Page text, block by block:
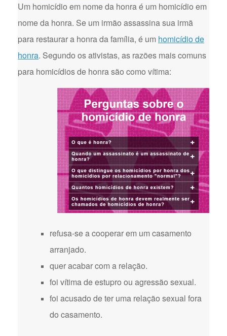
Um homicídio em nome da honra é um homicídio em
nome da honra. Se um irmão assassina sua irmã
para restaurar a honra da família, é um homicídio de
honra. Segundo os ativistas, as razões mais comuns
para homicídios de honra são como vítima:
refusa-se a cooperar em um casamento
arranjado.
quer acabar com a relação.
foi vítima de estupro ou agressão sexual.
foi acusado de ter uma relação sexual fora
do casamento.